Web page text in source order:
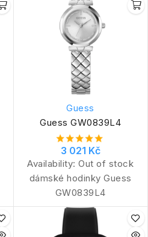
Guess
Guess GW0839L4
3 021 Kč
Availability: Out of stock
dámské hodinky Guess
GW0839L4